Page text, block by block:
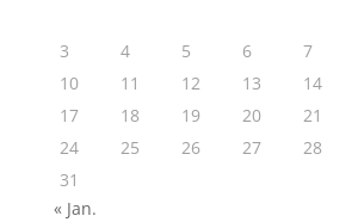
3
4 5 6 7
10
11 12 13 14
17
18 19 20 21
24
25 26 27 28
31
« Jan.